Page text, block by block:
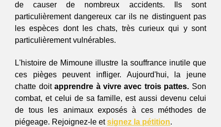
de causer de nombreux accidents. Ils sont
particulièrement dangereux car ils ne distinguent pas
les espèces dont les chats, très curieux qui y sont
particulièrement vulnérables.
L'histoire de Mimoune illustre la souffrance inutile que
ces pièges peuvent infliger. Aujourd'hui, la jeune
chatte doit apprendre à vivre avec trois pattes. Son
combat, et celui de sa famille, est aussi devenu celui
de tous les animaux exposés à ces méthodes de
piégeage. Rejoignez-le et signez la pétition.